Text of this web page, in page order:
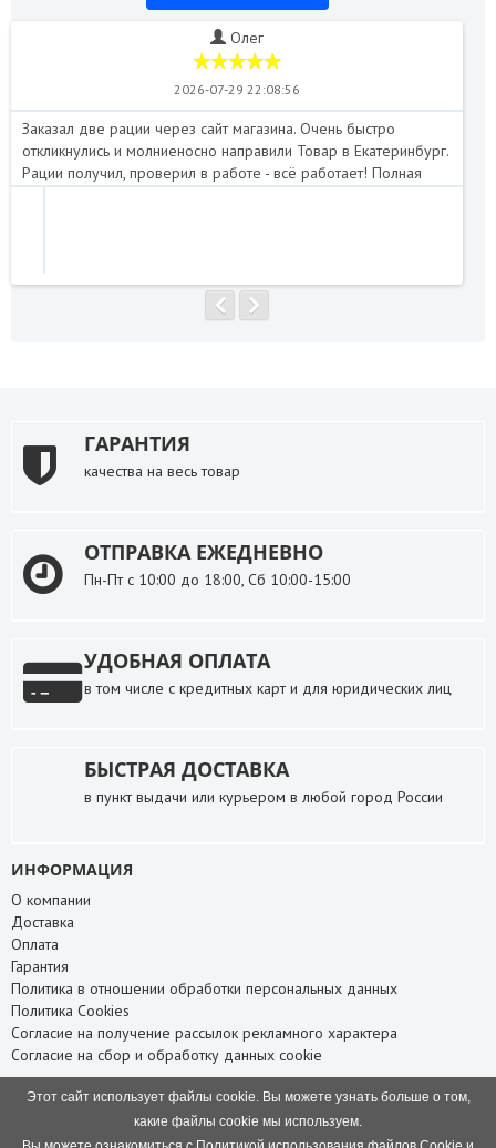
Олег
2026-07-29 22:08:56
Заказал две рации через сайт магазина. Очень быстро
откликнулись и молниеносно направили Товар в Екатеринбург.
Рации получил, проверил в работе - всё работает! Полная
ГАРАНТИЯ
качества на весь товар
ОТПРАВКА ЕЖЕДНЕВНО
Пн-Пт с 10:00 до 18:00, Сб 10:00-15:00
УДОБНАЯ ОПЛАТА
в том числе с кредитных карт и для юридических лиц
БЫСТРАЯ ДОСТАВКА
в пункт выдачи или курьером в любой город России
ИНФОРМАЦИЯ
О компании
Доставка
Оплата
Гарантия
Политика в отношении обработки персональных данных
Политика Cookies
Согласие на получение рассылок рекламного характера
Согласие на сбор и обработку данных cookie
СЛУЖБА ПОДДЕРЖКИ
Карта сайта
Этот сайт использует файлы cookie. Вы можете узнать больше о том,
какие файлы cookie мы используем.